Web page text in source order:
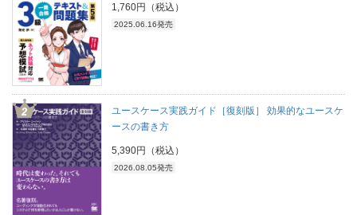
1,760円（税込）
2025.06.16発売
ユースケース実践ガイド［復刻版］ 効果的なユースケ
ースの書き方
5,390円（税込）
2026.08.05発売